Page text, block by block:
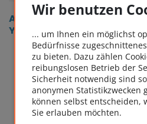
Adobe Acrobat Standard DC
Year) ESD
Wir benutzen
... um Ihnen ein möglichst
Bedürfnisse
zu bieten. Dazu zählen
reibungslosen Betrieb der
Sicherheit notwendig sind
anonymen Statistikzwecken
können selbst entscheiden,
Sie erlauben möchten.